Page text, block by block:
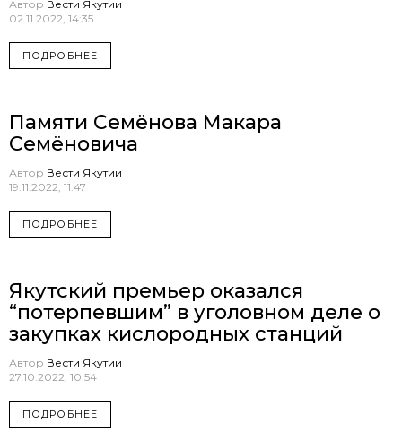
Автор Вести Якутии
02.11.2022, 14:35
ПОДРОБНЕЕ
Памяти Семёнова Макара
Семёновича
Автор Вести Якутии
19.11.2022, 11:47
ПОДРОБНЕЕ
Якутский премьер оказался
“потерпевшим” в уголовном деле о
закупках кислородных станций
Автор Вести Якутии
27.10.2022, 10:54
ПОДРОБНЕЕ